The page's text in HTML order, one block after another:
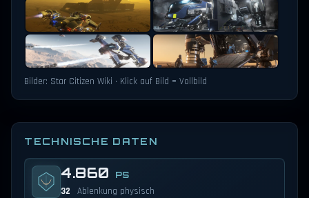
Bilder: Star Citizen Wiki · Klick auf Bild = Vollbild
TECHNISCHE DATEN
4.860 PS
32
Ablenkung physisch